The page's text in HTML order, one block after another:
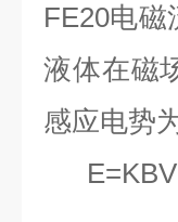
FE20电磁
液体在磁
感应电势